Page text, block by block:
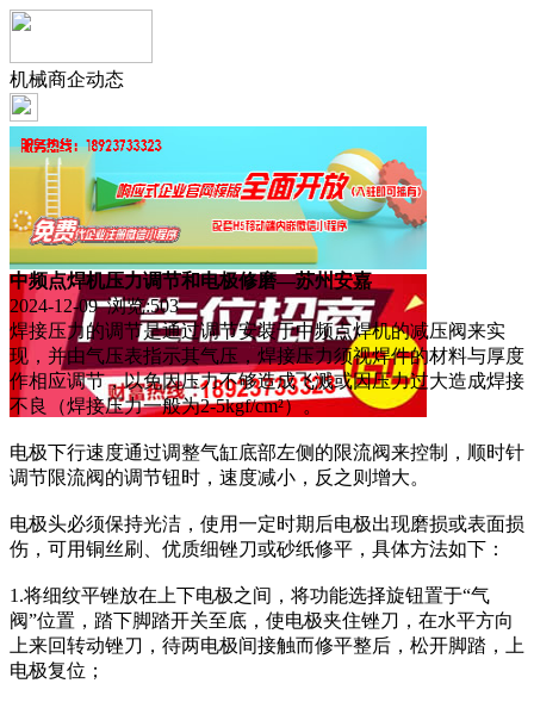
机械商企动态
中频点焊机压力调节和电极修磨—苏州安嘉
2024-12-09 浏览:503
焊接压力的调节是通过调节安装于中频点焊机的减压阀来实
现，并由气压表指示其气压，焊接压力须视焊件的材料与厚度
作相应调节，以免因压力不够造成飞溅或因压力过大造成焊接
不良（焊接压力一般为2-5kgf/cm²）。
电极下行速度通过调整气缸底部左侧的限流阀来控制，顺时针
调节限流阀的调节钮时，速度减小，反之则增大。
电极头必须保持光洁，使用一定时期后电极出现磨损或表面损
伤，可用铜丝刷、优质细锉刀或砂纸修平，具体方法如下：
1.将细纹平锉放在上下电极之间，将功能选择旋钮置于“气
阀”位置，踏下脚踏开关至底，使电极夹住锉刀，在水平方向
上来回转动锉刀，待两电极间接触而修平整后，松开脚踏，上
电极复位；